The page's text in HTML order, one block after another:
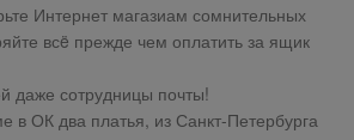
Интернет магазиам сомнительных
всë прежде чем оплатить за ящик
даже сотрудницы почты!
в ОК два платья, из Санкт-Петербурга